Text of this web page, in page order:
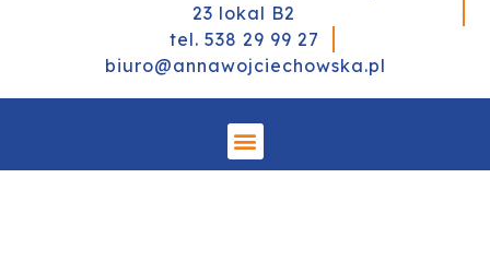
23 lokal B2
tel. 538 29 99 27
biuro@annawojciechowska.pl